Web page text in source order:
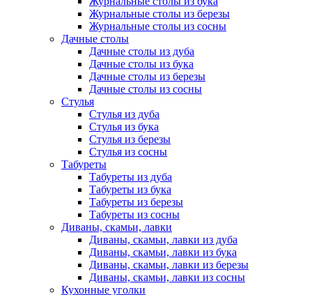
Журнальные столы из березы
Журнальные столы из сосны
Дачные столы
Дачные столы из дуба
Дачные столы из бука
Дачные столы из березы
Дачные столы из сосны
Стулья
Стулья из дуба
Стулья из бука
Стулья из березы
Стулья из сосны
Табуреты
Табуреты из дуба
Табуреты из бука
Табуреты из березы
Табуреты из сосны
Диваны, скамьи, лавки
Диваны, скамьи, лавки из дуба
Диваны, скамьи, лавки из бука
Диваны, скамьи, лавки из березы
Диваны, скамьи, лавки из сосны
Кухонные уголки